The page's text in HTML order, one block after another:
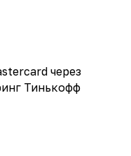
через
Тинькофф